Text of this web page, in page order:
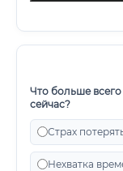
Что больше
сейчас?
Страх
Нехватка